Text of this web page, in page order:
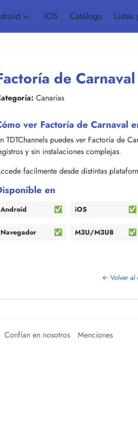
iOS Catálogo Listas
de Carnaval
Canarias
ver Factoría de Carnaval
TDTChannels puedes ver Factoría de
y sin instalaciones complejas.
facilmente desde distintas
en
Android ✅ iOS ✅
Navegador ✅ M3U/M3U8 ✅
← Volver al
Confían en nosotros Menciones